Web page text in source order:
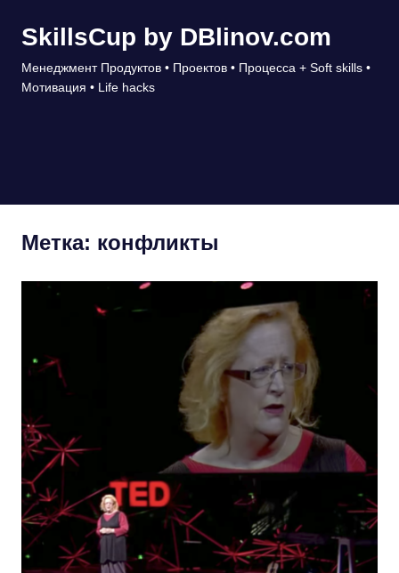
SkillsCup by DBlinov.com
Менеджмент Продуктов • Проектов • Процесса + Soft skills •
Мотивация • Life hacks
Метка: конфликты